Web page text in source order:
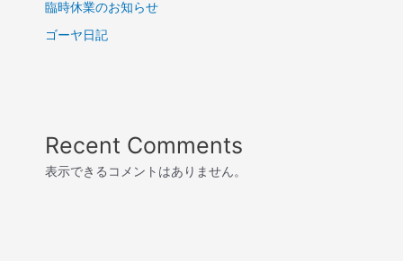
臨時休業のお知らせ
ゴーヤ日記
Recent Comments
表示できるコメントはありません。